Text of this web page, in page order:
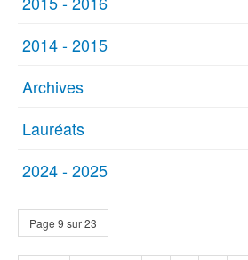
2014 - 2015
Archives
Lauréats
2024 - 2025
Page 9 sur 23